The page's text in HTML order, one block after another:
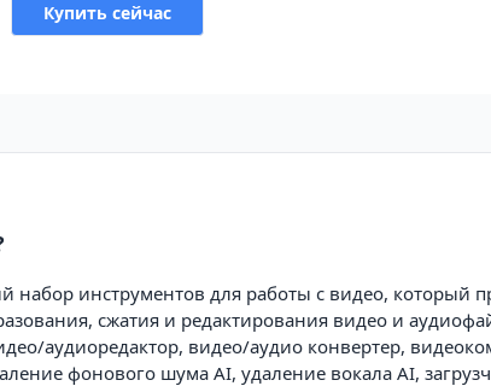
Купить сейчас
набор инструментов для работы с видео, который
сжатия и редактирования видео и
аудиоредактор, видео/аудио конвертер,
фонового шума AI, удаление вокала AI,